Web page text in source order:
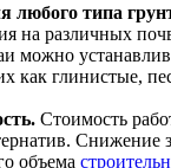
любого типа
на различных
можно
как глинистые,
Стоимость
Снижение
объема